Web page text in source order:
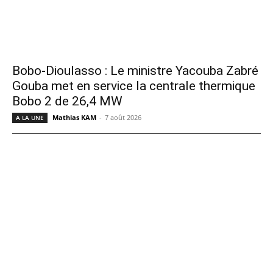
Bobo-Dioulasso : Le ministre Yacouba Zabré
Gouba met en service la centrale thermique
Bobo 2 de 26,4 MW
A LA UNE Mathias KAM - 7 août 2026